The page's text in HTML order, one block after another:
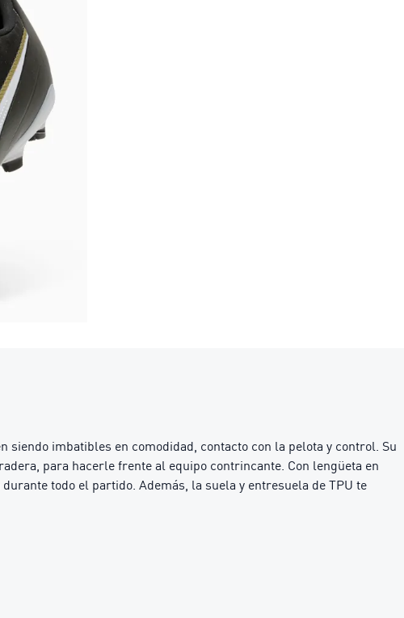
imbatibles en comodidad, contacto con la pelota y control. Su
para hacerle frente al equipo contrincante. Con lengüeta en
todo el partido. Además, la suela y entresuela de TPU te